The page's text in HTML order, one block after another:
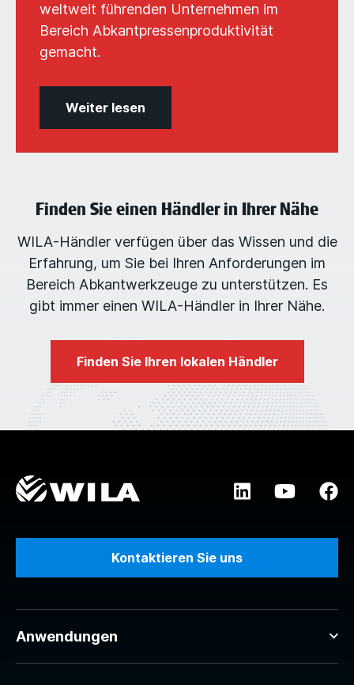
weltweit führenden Unternehmen im
Bereich Abkantpressenproduktivität
gemacht.
Weiter lesen
Finden Sie einen Händler in Ihrer Nähe
WILA-Händler verfügen über das Wissen und die
Erfahrung, um Sie bei Ihren Anforderungen im
Bereich Abkantwerkzeuge zu unterstützen. Es
gibt immer einen WILA-Händler in Ihrer Nähe.
Finden Sie Ihren lokalen Händler
Kontaktieren Sie uns
Anwendungen